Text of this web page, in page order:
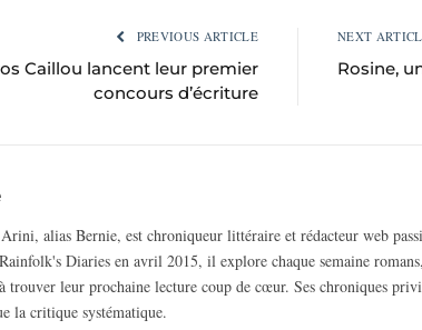
PREVIOUS ARTICLE
Caillou lancent leur premier
concours d’écriture
NEXT
Rosine,
alias Bernie, est chroniqueur littéraire et rédacteur web
Diaries en avril 2015, il explore chaque semaine
trouver leur prochaine lecture coup de cœur. Ses chroniques
la critique systématique.